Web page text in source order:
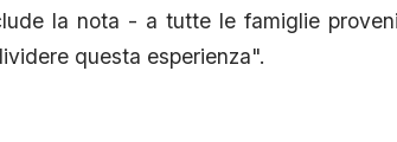
la nota - a tutte le famiglie
questa esperienza".